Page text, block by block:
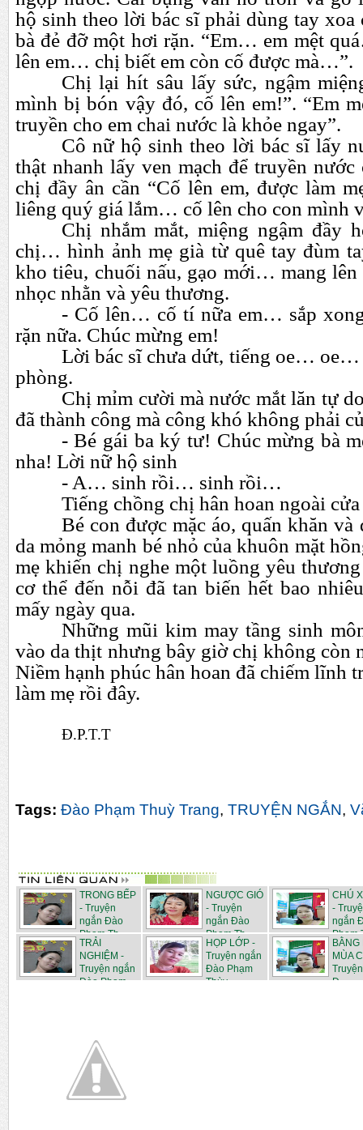
hộ sinh theo lời bác sĩ phải dùng tay xoa
bà đẻ đỡ một hơi rặn. “Em… em mệt
lên em… chị biết em còn cố được mà…”.
Chị lại hít sâu lấy sức, ngậm
mình bị bón vậy đó, cố lên em!”. “Em
truyền cho em chai nước là khỏe ngay”.
Cô nữ hộ sinh theo lời bác sĩ lấy
thật nhanh lấy ven mạch để truyền
chị đầy ân cần “Cố lên em, được làm
liêng quý giá lắm… cố lên cho con mình
Chị nhắm mắt, miệng ngậm đầy
chị… hình ảnh mẹ già từ quê tay đùm
kho tiêu, chuối nấu, gạo mới… mang
nhọc nhằn và yêu thương.
- Cố lên… cố tí nữa em… sắp
rặn nữa. Chúc mừng em!
Lời bác sĩ chưa dứt, tiếng oe… oe…
phòng.
Chị mỉm cười mà nước mắt lăn tự
đã thành công mà công khó không phải
- Bé gái ba ký tư! Chúc mừng bà
nha! Lời nữ hộ sinh
- A… sinh rồi… sinh rồi…
Tiếng chồng chị hân hoan ngoài
Bé con được mặc áo, quấn khăn
da mỏng manh bé nhỏ của khuôn mặt
mẹ khiến chị nghe một luồng yêu
cơ thể đến nỗi đã tan biến hết bao
mấy ngày qua.
Những mũi kim may tầng sinh
vào da thịt nhưng bây giờ chị không còn
Niềm hạnh phúc hân hoan đã chiếm lĩnh
làm mẹ rồi đây.
Đ.P.T.T
Tags: Đào Phạm Thuỳ Trang, TRUYỆN NGẮN,
TRONG BẾP
- Truyện
ngắn Đào
Phạm Th...
NGƯỢC GIÓ
- Truyện
ngắn Đào
Phạm Th...
CHÚ
-
ngắn
Phạm
TRẢI
NGHIỆM -
Truyện ngắn
Đào Phạm ...
HỌP LỚP -
Truyện ngắn
Đào Phạm
Thùy...
BẰNG
MÙA
Đ...